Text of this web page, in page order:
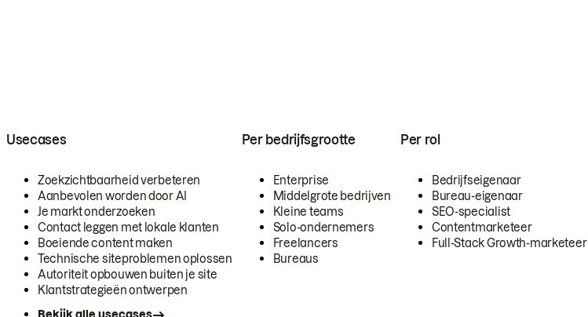
Usecases
Zoekzichtbaarheid verbeteren
Aanbevolen worden door AI
Je markt onderzoeken
Contact leggen met lokale klanten
Boeiende content maken
Technische siteproblemen oplossen
Autoriteit opbouwen buiten je site
Klantstrategieën ontwerpen
Per bedrijfsgrootte
Enterprise
Middelgrote bedrijven
Kleine teams
Solo-ondernemers
Freelancers
Bureaus
Per rol
Bedrijfseigenaar
Bureau-eigenaar
SEO-specialist
Contentmarketeer
Full-Stack Growth-marketeer